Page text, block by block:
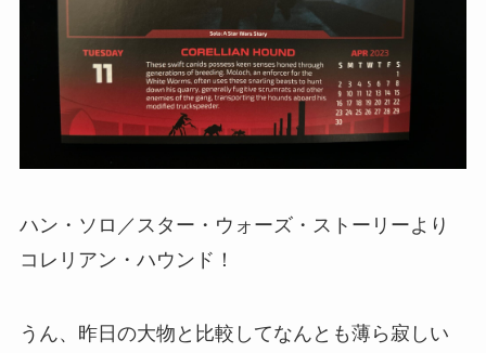
ハン・ソロ／スター・ウォーズ・ストーリーより
コレリアン・ハウンド ！
うん、昨日の大物と比較してなんとも薄ら寂しい